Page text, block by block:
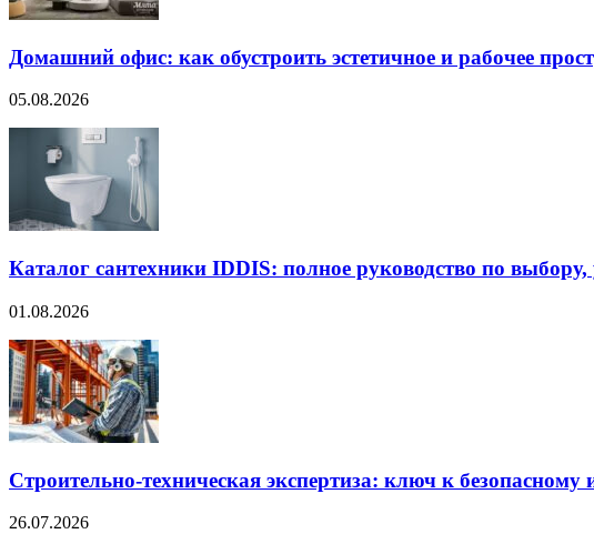
Домашний офис: как обустроить эстетичное и рабочее
05.08.2026
Каталог сантехники IDDIS: полное руководство по
01.08.2026
Строительно‑техническая экспертиза: ключ к безопасному
26.07.2026